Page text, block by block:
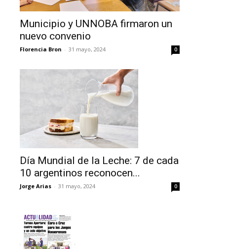
Municipio y UNNOBA firmaron un
nuevo convenio
Florencia Bron - 31 mayo, 2024 0
Día Mundial de la Leche: 7 de cada
10 argentinos reconocen...
Jorge Arias - 31 mayo, 2024 0